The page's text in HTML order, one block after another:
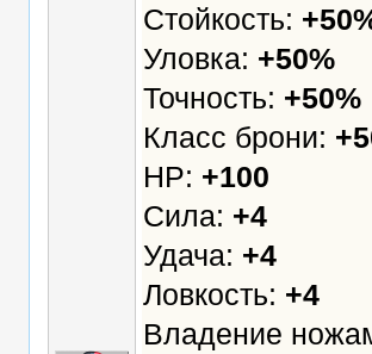
Стойкость:
Уловка: +50%
Точность: +50%
Класс брони:
HP: +100
Сила: +4
Удача: +4
Ловкость: +4
Владение